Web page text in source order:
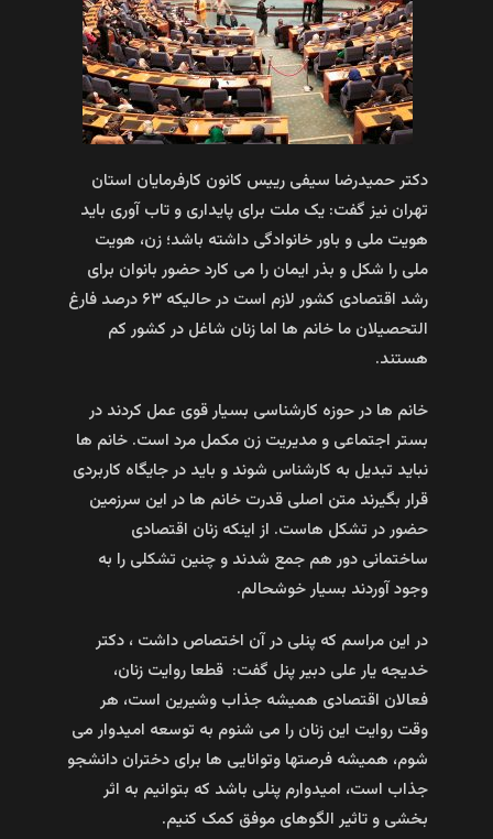
دکتر حمیدرضا سیفی رییس کانون کارفرمایان استان
تهران نیز گفت: یک ملت برای پایداری و تاب آوری باید
هویت ملی و باور خانوادگی داشته باشد؛ زن، هویت
ملی را شکل و بذر ایمان را می کارد حضور بانوان برای
رشد اقتصادی کشور لازم است در حالیکه ۶۳ درصد فارغ
التحصیلان ما خانم ها اما زنان شاغل در کشور کم
هستند.
خانم ها در حوزه کارشناسی بسیار قوی عمل کردند در
بستر اجتماعی و مدیریت زن مکمل مرد است. خانم ها
نباید تبدیل به کارشناس شوند و باید در جایگاه کاربردی
قرار بگیرند متن اصلی قدرت خانم ها در این سرزمین
حضور در تشکل هاست. از اینکه زنان اقتصادی
ساختمانی دور هم جمع شدند و چنین تشکلی را به
وجود آوردند بسیار خوشحالم.
در این مراسم که پنلی در آن اختصاص داشت ، دکتر
خدیجه یار علی دبیر پنل گفت: قطعا روایت زنان،
فعالان اقتصادی همیشه جذاب وشیرین است، هر
وقت روایت این زنان را می شنوم به توسعه امیدوار می
شوم، همیشه فرصتها وتوانایی ها برای دختران دانشجو
جذاب است، امیدوارم پنلی باشد که بتوانیم به اثر
بخشی و تاثیر الگوهای موفق کمک کنیم.